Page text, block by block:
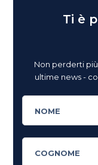
Ti è
Non perderti
ultime news -